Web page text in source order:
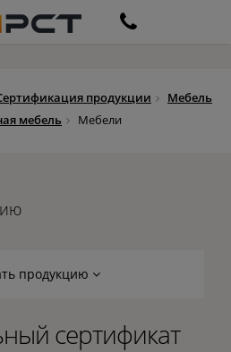
продукции
Мебель
мебель
Мебели
продукцию
сертификат